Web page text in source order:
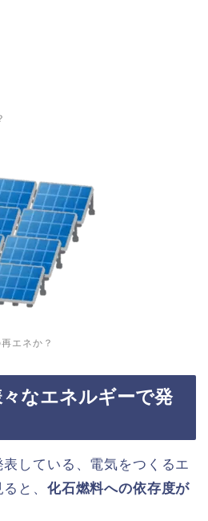
エネか？
なエネルギーで発
している、電気をつくるエ
と、 化石燃料への依存度が